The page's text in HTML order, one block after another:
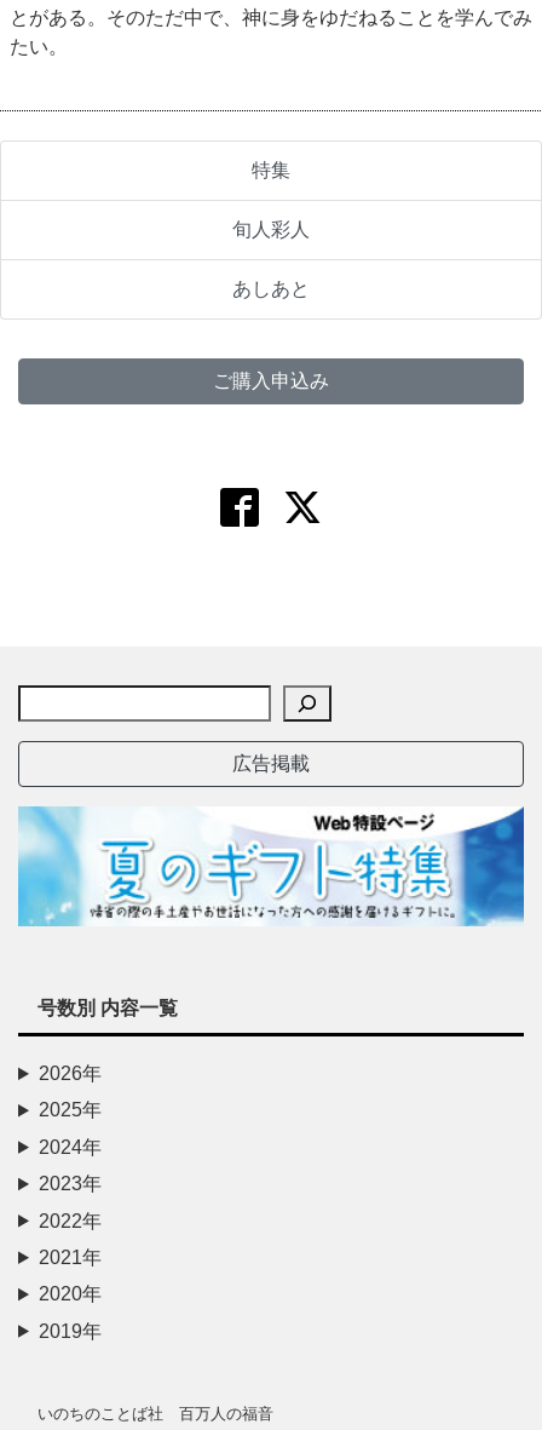
とがある。そのただ中で、神に身をゆだねることを学んでみ
たい。
特集
旬人彩人
あしあと
ご購入申込み
広告掲載
号数別 内容一覧
2026年
2025年
2024年
2023年
2022年
2021年
2020年
2019年
いのちのことば社 百万人の福音